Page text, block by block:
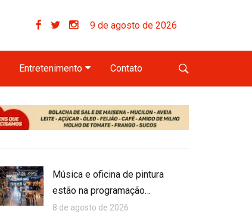
9 de agosto de 2026
Entretenimento Contato
Música e oficina de pintura
estão na programação…
8 de agosto de 2026